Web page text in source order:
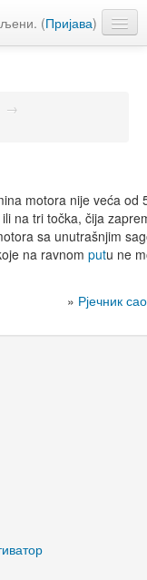
(Пријава)
→
motora nije veća od
na tri točka, čija
sa unutrašnjim
na ravnom putu ne
» Рјечник